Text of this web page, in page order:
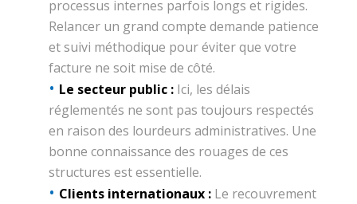
processus internes parfois longs et rigides.
Relancer un grand compte demande patience
et suivi méthodique pour éviter que votre
facture ne soit mise de côté.
Le secteur public : Ici, les délais
réglementés ne sont pas toujours respectés
en raison des lourdeurs administratives. Une
bonne connaissance des rouages de ces
structures est essentielle.
Clients internationaux :Le recouvrement